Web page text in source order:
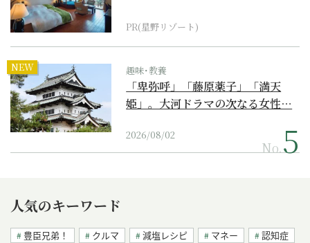
PR(星野リゾート)
NEW 趣味･教養
「卑弥呼」「藤原薬子」「満天
姫」。大河ドラマの次なる女性…
2026/08/02
No.
人気のキーワード
豊臣兄弟！ クルマ 減塩レシピ マネー
認知症